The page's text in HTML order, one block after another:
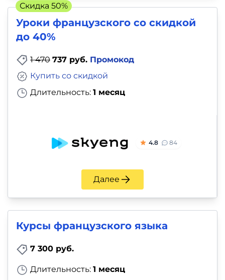
Уроки французского со скидкой
до 40%
1 470 737 руб. Промокод
Длительность: 1 месяц
Купить со скидкой
4.8 84
Далее
Скидка 50%
Курсы французского языка
7 300 руб.
Длительность: 1 месяц
и
саморазвитие
Репетиторы
профориентацию